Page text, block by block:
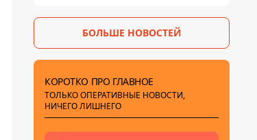
БОЛЬШЕ НОВОСТЕЙ
КОРОТКО ПРО ГЛАВНОЕ
ТОЛЬКО ОПЕРАТИВНЫЕ НОВОСТИ,
НИЧЕГО ЛИШНЕГО